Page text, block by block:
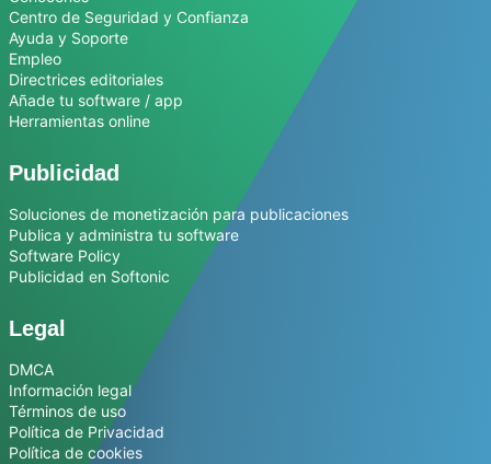
Centro de Seguridad y Confianza
Ayuda y Soporte
Empleo
Directrices editoriales
Añade tu software / app
Herramientas online
Publicidad
Soluciones de monetización para publicaciones
Publica y administra tu software
Software Policy
Publicidad en Softonic
Legal
DMCA
Información legal
Términos de uso
Política de Privacidad
Política de cookies